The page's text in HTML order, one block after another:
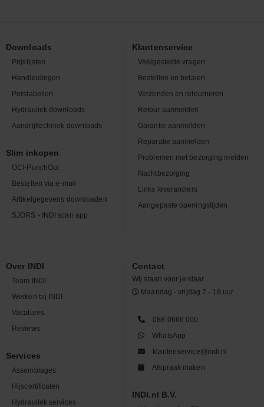
Downloads
Prijslijsten
Handleidingen
Perstabellen
Hydrauliek downloads
Aandrijftechniek downloads
Slim inkopen
OCI-PunchOut
Bestellen via e-mail
Artikelgegevens downloaden
SJORS - INDI scan app
Klantenservice
Veelgestelde vragen
Bestellen en betalen
Verzenden en retourneren
Retour aanmelden
Garantie aanmelden
Reparatie aanmelden
Problemen met bezorging melden
Nachtbezorging
Links leveranciers
Aangepaste openingstijden
Over INDI
Team INDI
Werken bij INDI
Vacatures
Reviews
Services
Assemblages
Hijscertificaten
Hydrauliek services
Contact
Wij staan voor je klaar.
Maandag - vrijdag 7 - 18 uur
088 0666 000
WhatsApp
klantenservice@indi.nl
Afspraak maken
INDI.nl B.V.